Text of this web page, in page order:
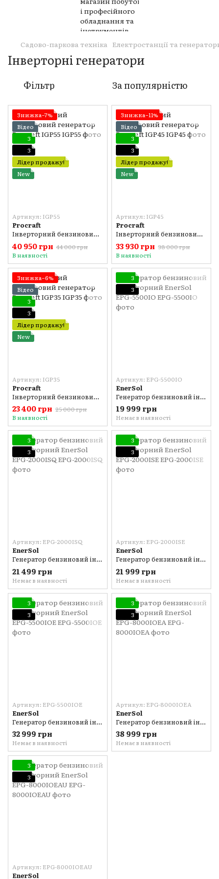
Садово-паркова техніка Електростанції та
Інверторні генератори
Фільтр За популярністю
Знижка−7%
Відео
3
3
Лідер продажу!
New
Артикул: IGP55
Procraft
Інверторний бензиновий генератор Procraft IGP55
40 950 грн 44 000 грн
В наявності
Знижка−11%
Відео
3
3
Лідер продажу!
New
Артикул: IGP45
Procraft
Інверторний бензиновий генератор Procraft IGP45
33 930 грн 38 000 грн
В наявності
Знижка−6%
Відео
3
3
Лідер продажу!
New
Артикул: IGP35
Procraft
Інверторний бензиновий генератор Procraft IGP35
23 400 грн 25 000 грн
В наявності
3
3
Артикул: EPG-5500IO
EnerSol
Генератор бензиновий інверторний EnerSol EPG-5500IO
19 999 грн
Немає в наявності
3
3
Артикул: EPG-2000ISQ
EnerSol
Генератор бензиновий інверторний EnerSol EPG-2000ISQ
21 499 грн
Немає в наявності
3
3
Артикул: EPG-2000ISE
EnerSol
Генератор бензиновий інверторний EnerSol EPG-2000ISE
21 999 грн
Немає в наявності
3
3
Артикул: EPG-5500IOE
EnerSol
Генератор бензиновий інверторний EnerSol EPG-5500IOE
32 999 грн
Немає в наявності
3
3
Артикул: EPG-8000IOEA
EnerSol
Генератор бензиновий інверторний EnerSol EPG-8000IOEA
38 999 грн
Немає в наявності
3
3
Артикул: EPG-8000IOEAU
EnerSol